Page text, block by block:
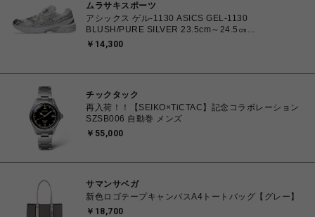
ムラサキスポーツ
アシックス ゲル-1130 ASICS GEL-1130
BLUSH/PURE SILVER 23.5cm～24.5㎝
1203A609.700 4571633242793 レディース スニーカ
￥14,300
チックタック
再入荷！！【SEIKO×TiCTAC】記念コラボレーション
SZSB006 自動巻 メンズ
￥55,000
サマンサベガ
新色ロゴテープキャンバスA4トートバッグ【グレー】
￥18,700